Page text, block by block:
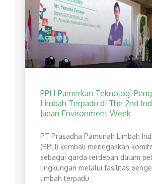
PPLI Pamerkan Teknologi
Limbah Terpadu di The 2nd
Japan Environment Week
PT Prasadha Pamunah Limbah
(PPLI) kembali menegaskan
sebagai garda terdepan dalam
lingkungan melalui fasilitas
limbah terpadu